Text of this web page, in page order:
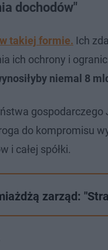
dochodów"
takiej formie. Ich
ich ochrony i
niemal 8
gospodarczego
do kompromisu
i całej spółki.
zarząd: